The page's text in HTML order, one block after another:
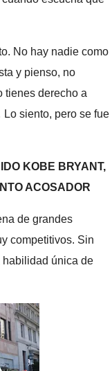
No hay nadie como
y pienso, no
tienes derecho a
siento, pero se fue
KOBE BRYANT,
ACOSADOR
de grandes
competitivos. Sin
habilidad única de